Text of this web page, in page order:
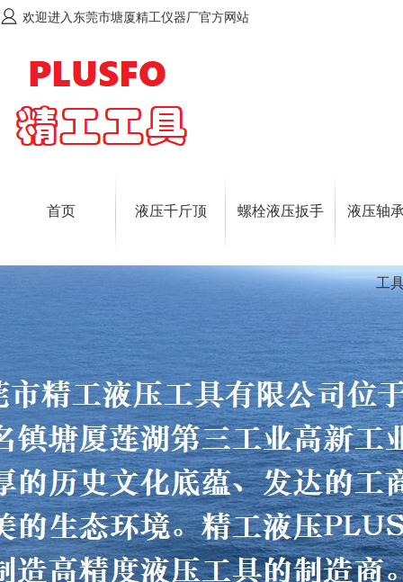
欢迎进入东莞市塘厦精工仪器厂官方网站
首页 液压千斤顶 螺栓液压扳手 液压轴
工